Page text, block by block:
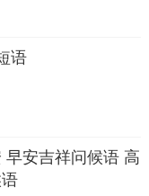
语
安吉祥问候语 高